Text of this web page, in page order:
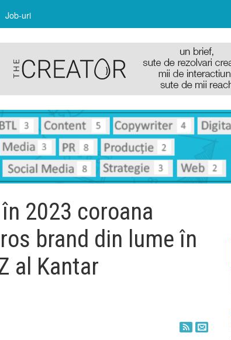
Job-uri
2023 coroana
brand din lume în
al Kantar